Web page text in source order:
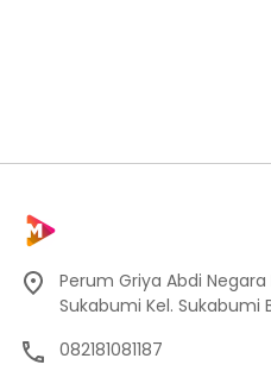
Perum Griya Abdi Negara
Sukabumi Kel. Sukabumi
082181081187